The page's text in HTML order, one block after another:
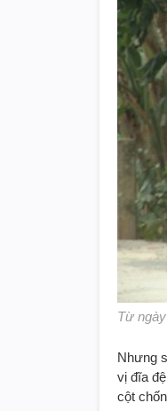
Từ
Nhưng
vị đĩa
cột